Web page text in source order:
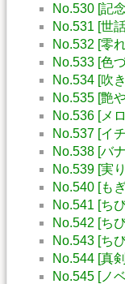
No.530 [記
No.531 [世
No.532 [零
No.533 [色
No.534 [吹
No.535 [艶
No.536 [メ
No.537 [イ
No.538 [バ
No.539 [実
No.540 [も
No.541 [ち
No.542 [ち
No.543 [ち
No.544 [真
No.545 [ノ